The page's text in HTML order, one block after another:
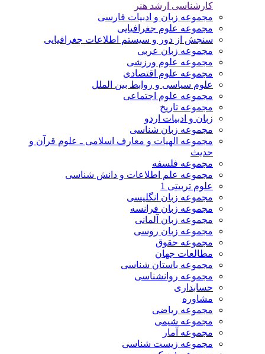
کارشناسی ارشد هنر
مجموعه زبان و ادبیات فارسی
مجموعه علوم جغرافیایی
سنجش از دور و سیستم اطلاعات جغرافیایی
مجموعه زبان عربی
مجموعه علوم ورزشی
مجموعه علوم اقتصادی
علوم سیاسی و روابط بین الملل
مجموعه علوم اجتماعی
مجموعه تاریخ
زبان و ادبیات اردو
مجموعه زبان شناسی
مجموعه الهیات و معارف اسلامی ـ علوم قرآن و
حدیث
مجموعه فلسفه
مجموعه علم اطلاعات و دانش شناسی
علوم تربیتی 1
مجموعه زبان انگلیسی
مجموعه زبان فرانسه
مجموعه زبان آلمانی
مجموعه زبان روسی
مجموعه حقوق
مطالعات جهان
مجموعه باستان شناسی
مجموعه روانشناسی
حسابداری
مشاوره
مجموعه ریاضی
مجموعه شیمی
مجموعه آمار
مجموعه زیست شناسی